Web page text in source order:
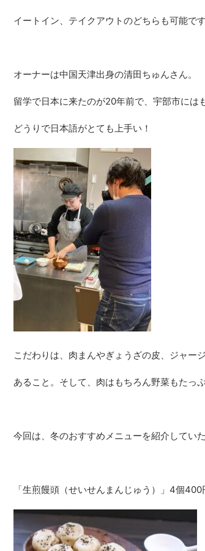
イートイン、テイクアウトのどちらも可能です
オーナーは中国天津出身の清田ちゅんさん。
留学で日本に来たのが20年前で、宇部市には
どうりで日本語がとても上手い！
こだわりは、肉まんやぎょうざの皮、ジャー
あること。そして、肉はもちろん野菜もたっ
今回は、冬のおすすめメニューを紹介していた
「生煎饅頭（せいせんまんじゅう）」 4個400